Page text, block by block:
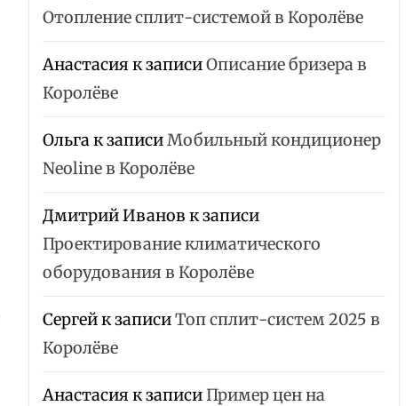
Отопление сплит-системой в Королёве
Анастасия к записиОписание бризера в
Королёве
Ольгак записиМобильный кондиционер
Neoline в Королёве
Дмитрий Иванов к записи
Проектирование климатического
оборудования в Королёве
Сергейк записиТоп сплит-систем 2025 в
Королёве
Анастасия к записиПример цен на